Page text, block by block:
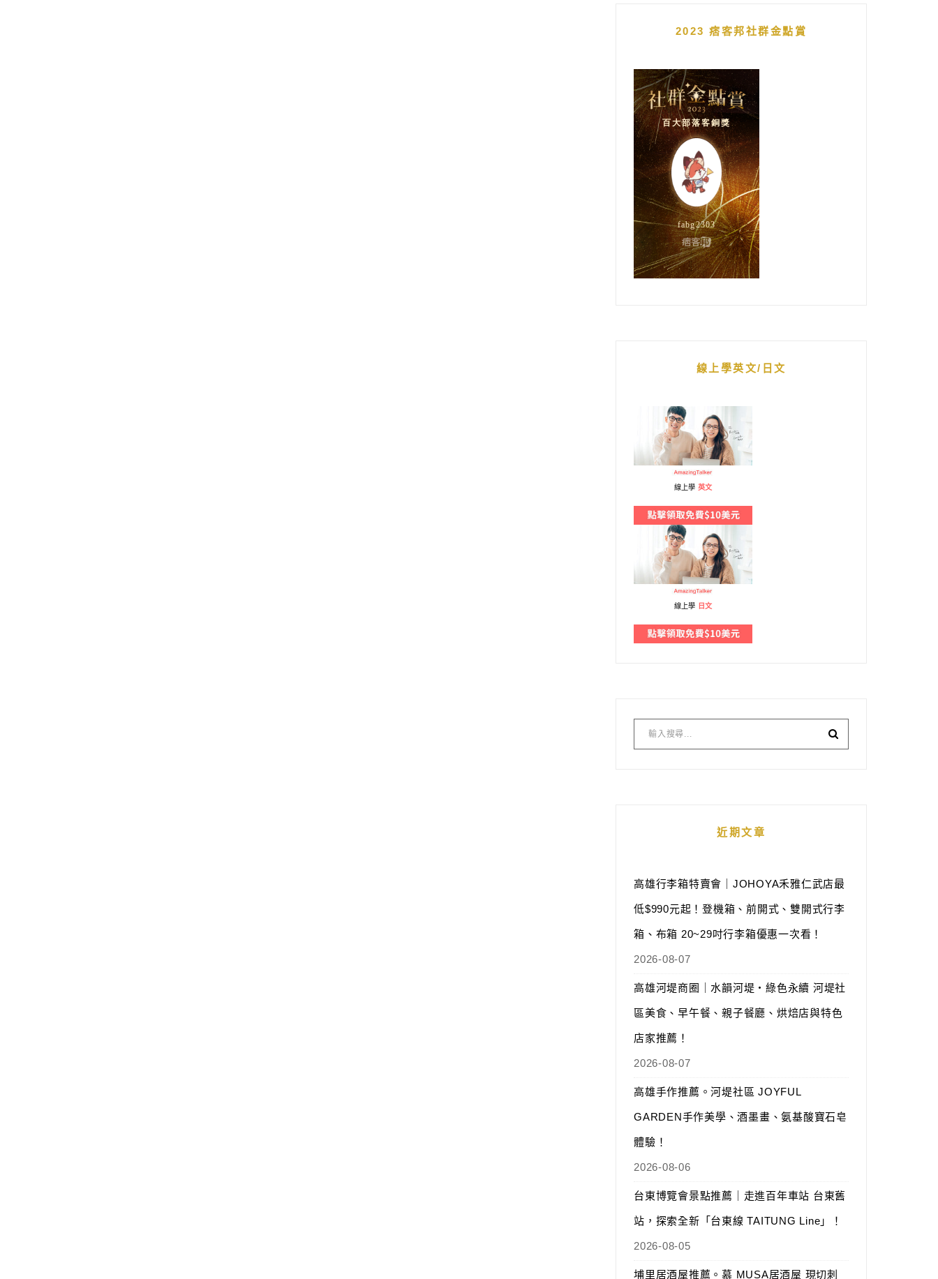
2023 痞客邦社群金點賞
線上學英文/日文
線上學 英文
線上學 日文
近期文章
高雄行李箱特賣會｜JOHOYA禾雅仁武店最
低$990元起！登機箱、前開式、雙開式行李
箱、布箱 20~29吋行李箱優惠一次看！
2026-08-07
高雄河堤商圈｜水韻河堤‧綠色永續 河堤社
區美食、早午餐、親子餐廳、烘焙店與特色
店家推薦！
2026-08-07
高雄手作推薦。河堤社區 JOYFUL
GARDEN手作美學、酒墨畫、氨基酸寶石皂
體驗！
2026-08-06
台東博覽會景點推薦｜走進百年車站 台東舊
站，探索全新「台東線 TAITUNG Line」！
2026-08-05
埔里居酒屋推薦。慕 MUSA居酒屋 現切刺